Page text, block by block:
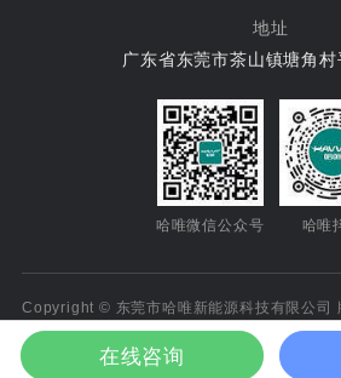
地址
广东省东莞市茶山镇塘角
哈唯微信公众号 哈唯
Copyright © 东莞市哈唯新能源科技有限公司
备14060468号-3
在线咨询